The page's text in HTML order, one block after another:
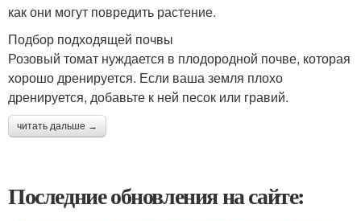
как они могут повредить растение.
Подбор подходящей почвы
Розовый томат нуждается в плодородной почве, которая
хорошо дренируется. Если ваша земля плохо
дренируется, добавьте к ней песок или гравий.
читать дальше →
Последние обновления на сайте: